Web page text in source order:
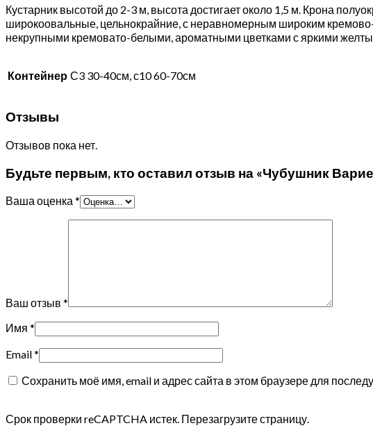
Кустарник высотой до 2-3 м, высота достигает около 1,5 м. Крона
широкоовальные, цельнокрайние, с неравномерным широким
некрупными кремовато-белыми, ароматными цветками с яркими
Контейнер С3 30-40см, с10 60-70см
Отзывы
Отзывов пока нет.
Будьте первым, кто оставил отзыв на «Чубушник
Ваша оценка *
Ваш отзыв *
Имя *
Email*
Сохранить моё имя, email и адрес сайта в этом браузере для
Срок проверки reCAPTCHA истек. Перезагрузите страницу.